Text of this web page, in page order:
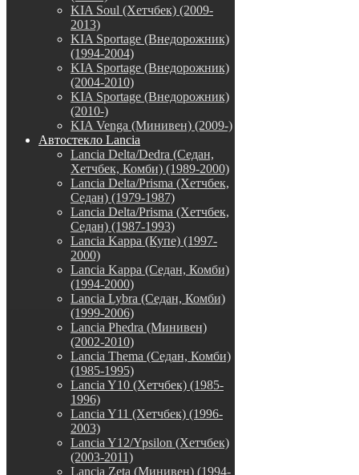
KIA Soul (Хетчбек) (2009-
2013)
KIA Sportage (Внедорожник)
(1994-2004)
KIA Sportage (Внедорожник)
(2004-2010)
KIA Sportage (Внедорожник)
(2010-)
KIA Venga (Минивен) (2009-)
Автостекло Lancia
Lancia Delta/Dedra (Седан,
Хетчбек, Комби) (1989-2000)
Lancia Delta/Prisma (Хетчбек,
Седан) (1979-1987)
Lancia Delta/Prisma (Хетчбек,
Седан) (1987-1993)
Lancia Kappa (Купе) (1997-
2000)
Lancia Kappa (Седан, Комби)
(1994-2000)
Lancia Lybra (Седан, Комби)
(1999-2006)
Lancia Phedra (Минивен)
(2002-2010)
Lancia Thema (Седан, Комби)
(1985-1995)
Lancia Y10 (Хетчбек) (1985-
1996)
Lancia Y11 (Хетчбек) (1996-
2003)
Lancia Y12/Ypsilon (Хетчбек)
(2003-2011)
Lancia Zeta (Минивен) (1994-